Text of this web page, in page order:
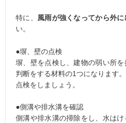
特に、 風雨が強くなってから外に
い。
●塀、壁の点検
塀、壁を点検し、建物の弱い所
判断をする材料の1つになります
点検をしましょう。
●側溝や排水溝を確認
側溝や排水溝の掃除をし、水はけ